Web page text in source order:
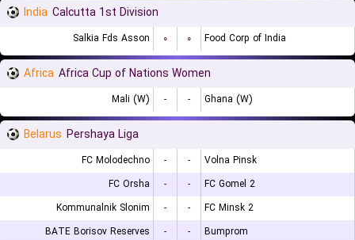
India Calcutta 1st Division
Salkia Fds Asson ۰ ۰ Food Corp of India
Africa Africa Cup of Nations Women
Mali (W) - - Ghana (W)
Belarus Pershaya Liga
FC Molodechno - -
Volna Pinsk
FC Orsha
- -
FC Gomel 2
Kommunalnik Slonim
- -
FC Minsk 2
BATE Borisov Reserves
- - Bumprom